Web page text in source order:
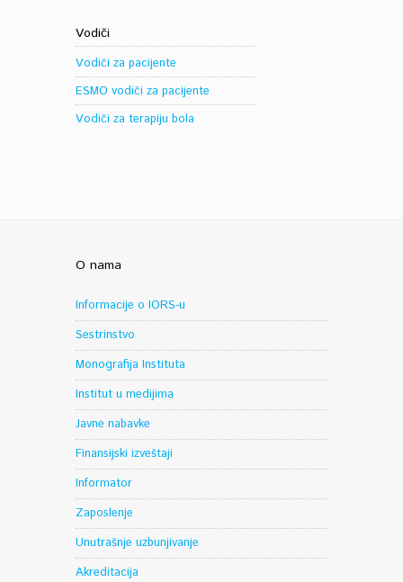
Vodiči
Vodiči za pacijente
ESMO vodiči za pacijente
Vodiči za terapiju bola
O nama
Informacije o IORS-u
Sestrinstvo
Monografija Instituta
Institut u medijima
Javne nabavke
Finansijski izveštaji
Informator
Zaposlenje
Unutrašnje uzbunjivanje
Akreditacija